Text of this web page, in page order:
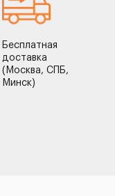
Бесплатная
доставка
(Москва, СПБ,
Минск)